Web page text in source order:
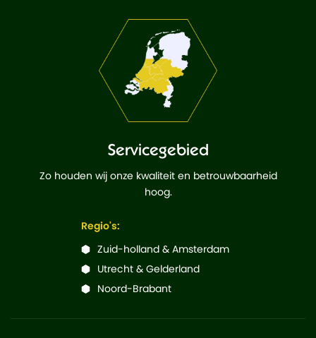
Servicegebied
Zo houden wij onze kwaliteit en betrouwbaarheid
hoog.
Regio's:
Zuid-holland & Amsterdam
Utrecht & Gelderland
Noord-Brabant